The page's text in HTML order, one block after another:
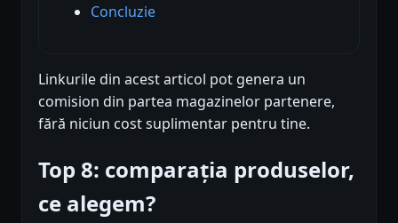
Concluzie
Linkurile din acest articol pot genera un
comision din partea magazinelor partenere,
fără niciun cost suplimentar pentru tine.
Top 8: comparația produselor,
ce alegem?